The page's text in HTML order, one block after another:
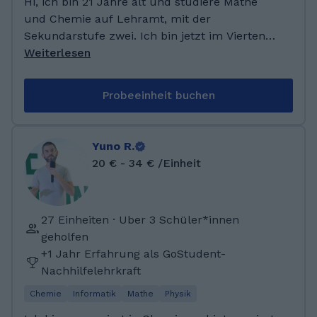
und Chemie auf Lehramt, mit der
Sekundarstufe zwei. Ich bin jetzt im Vierten
Semester. Ich war schon immer Mathe und
absolviert. Ich hatte als LKs Mathe und
Geschichte. Jetzt studiere ich an der
Universität, im vierten Semster, Mathe und
Chemie auf Lehramt. Besonders liegen mir
Lineare Algerbra und Analysis. Ich habe die
letzten 7 Jahre regelmäßig Nachhilfe gegeben.
Weiterlesen
Probeeinheit buchen
Yuno R.
20 € - 34 € /Einheit
27 Einheiten · Uber 3 Schüler*innen
geholfen
+1 Jahr Erfahrung als GoStudent-
Nachhilfelehrkraft
Chemie Informatik Mathe Physik